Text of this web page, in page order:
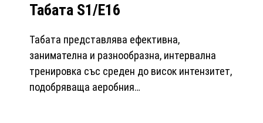
Табата S1/Е16
Табата представлява ефективна,
занимателна и разнообразна, интервална
тренировка със среден до висок интензитет,
подобряваща аеробния…